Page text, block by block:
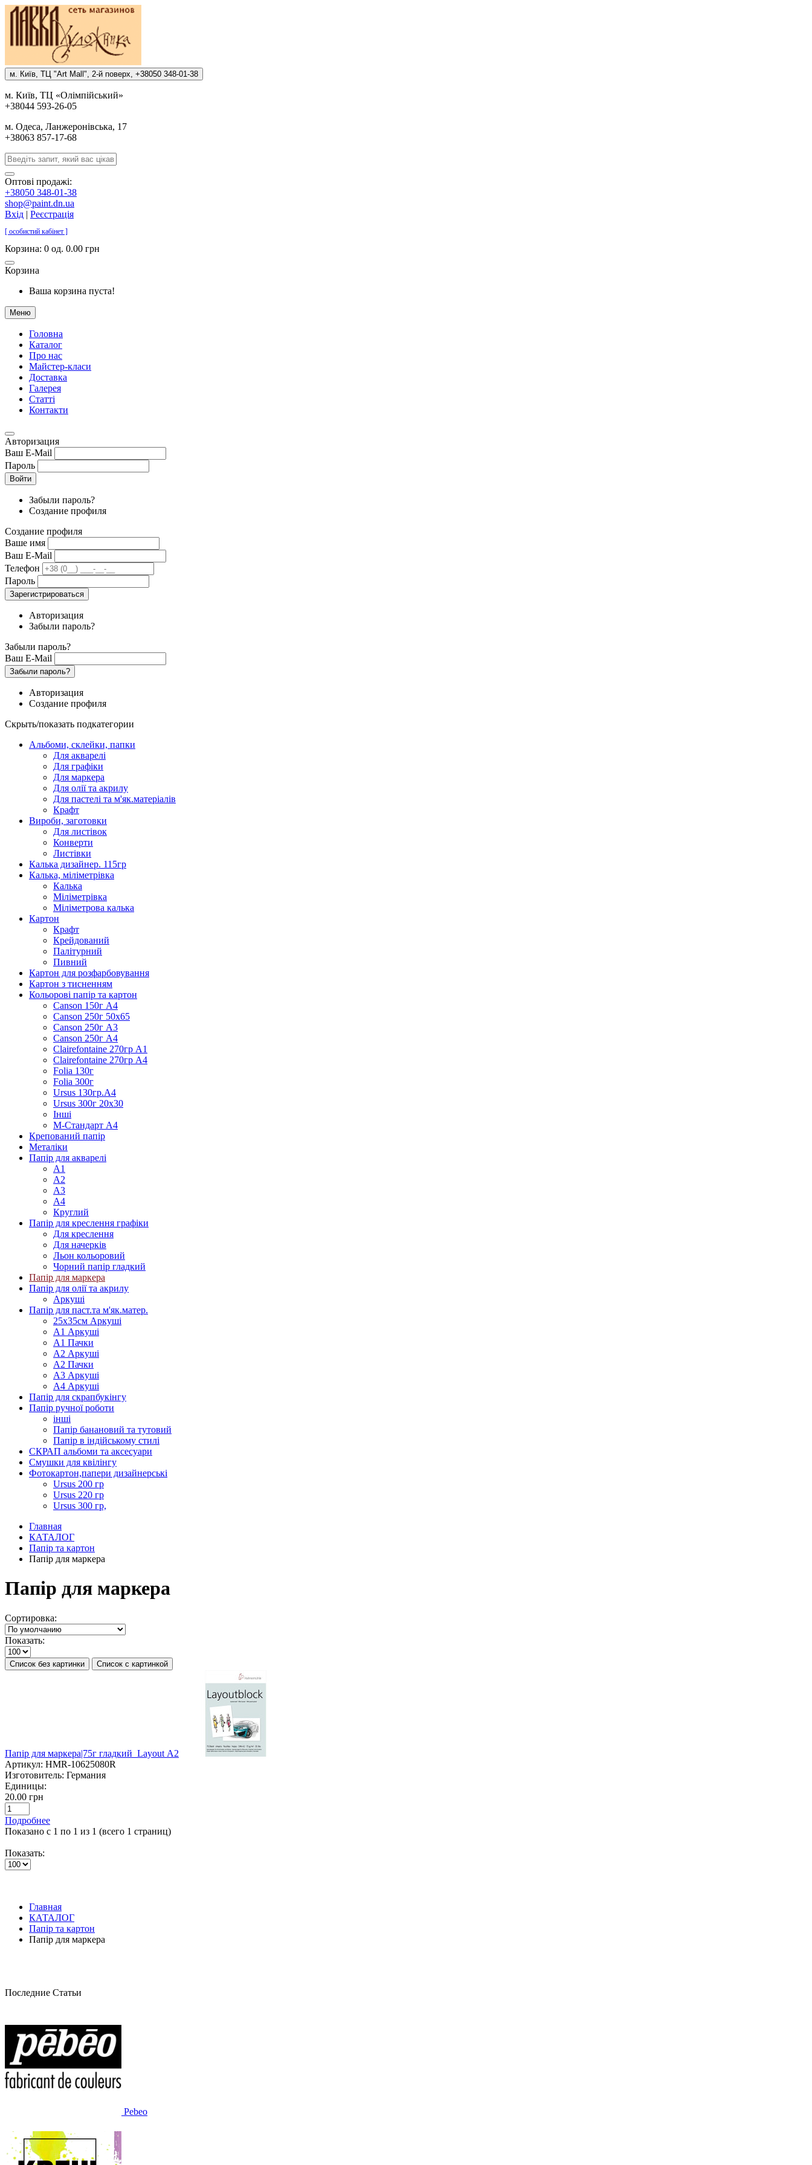
м. Киïв, ТЦ "Art Mall", 2-й поверх, +38050 348-01-38
м. Киïв, ТЦ «Олiмпiйський»
+38044 593-26-05
м. Одеса, Ланжеронiвська, 17
+38063 857-17-68
Оптові продажі:
+38050 348-01-38
shop@paint.dn.ua
Вхід | Реєстрація
[ особистий кабінет ]
Корзина: 0 од. 0.00 грн
Корзина
Ваша корзина пуста!
Меню
Головна
Каталог
Про нас
Майстер-класи
Доставка
Галерея
Статтi
Контакти
Авторизация
Ваш E-Mail
Пароль
Войти
Забыли пароль?
Создание профиля
Создание профиля
Ваше имя
Ваш E-Mail
Телефон
Пароль
Зарегистрироваться
Авторизация
Забыли пароль?
Забыли пароль?
Ваш E-Mail
Забыли пароль?
Авторизация
Создание профиля
Скрыть/показать подкатегории
Альбоми, склейки, папки
Для акварелі
Для графіки
Для маркера
Для олії та акрилу
Для пастелі та м'як.матеріалів
Крафт
Вироби, заготовки
Для листівок
Конверти
Листівки
Калька дизайнер. 115гр
Калька, міліметрівка
Калька
Міліметрівка
Міліметрова калька
Картон
Крафт
Крейдований
Палітурний
Пивний
Картон для розфарбовування
Картон з тисненням
Кольорові папір та картон
Canson 150г А4
Canson 250г 50х65
Canson 250г А3
Canson 250г А4
Clairefontaine 270гр А1
Clairefontaine 270гр А4
Folia 130г
Folia 300г
Ursus 130гр.А4
Ursus 300г 20х30
Інші
М-Стандарт А4
Крепований папір
Металіки
Папір для акварелі
А1
А2
А3
А4
Круглий
Папір для креслення графіки
Для креслення
Для начерків
Льон кольоровий
Чорний папір гладкий
Папір для маркера
Папір для олії та акрилу
Аркуші
Папір для паст.та м'як.матер.
25х35см Аркуші
А1 Аркуші
А1 Пачки
А2 Аркуші
А2 Пачки
А3 Аркуші
А4 Аркуші
Папір для скрапбукінгу
Папір ручної роботи
інші
Папір банановий та тутовий
Папір в індійському стилі
СКРАП альбоми та аксесуари
Смушки для квілінгу
Фотокартон,папери дизайнерські
Ursus 200 гр
Ursus 220 гр
Ursus 300 гр,
Главная
КАТАЛОГ
Папір та картон
Папір для маркера
Папір для маркера
Сортировка:
Показать:
Список без картинки Список с картинкой
Папір для маркера|75г гладкий Layout А2
Артикул: HMR-10625080R
Изготовитель: Германия
Единицы:
20.00 грн
Подробнее
Показано с 1 по 1 из 1 (всего 1 страниц)
Показать:
Главная
КАТАЛОГ
Папір та картон
Папір для маркера
Последние Статьи
Pebeo